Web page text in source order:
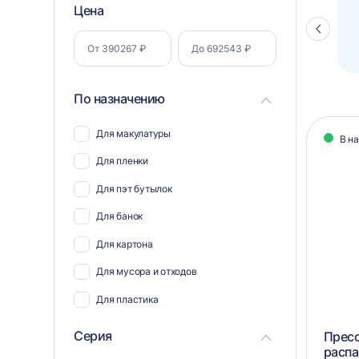
Фильтр
по
параметрам
Цена
По назначению
Для макулатуры
Для пленки
Для пэт бутылок
Для банок
Для картона
Для мусора и отходов
Для пластика
Серия
Стрелка
Полуавтоматический паллетоупаковщик
ПЗО BPW-2000
В